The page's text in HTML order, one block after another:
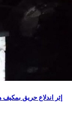
إثر اندلاع حريق